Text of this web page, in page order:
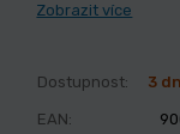
Zobrazit více
Dostupnost: 3
EAN: